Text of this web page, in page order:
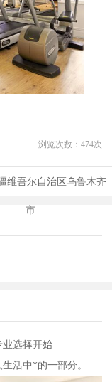
浏览次数： 474次
维吾尔自治区乌鲁木齐
市
业选择开始
活中*的一部分。